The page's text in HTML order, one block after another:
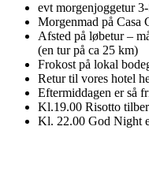
evt morgenjoggetur
Morgenmad på Casa
Afsted på løbetur –
(en tur på ca 25 km)
Frokost på lokal
Retur til vores hotel
Eftermiddagen er så
Kl.19.00 Risotto
Kl. 22.00 God Night